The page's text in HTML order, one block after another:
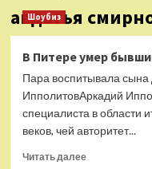
авдотья
Шоубиз
В Питере умер
Пара воспитывала
ИпполитовАркадий
специалиста в области
веков, чей авторитет...
Читать далееПрочитать